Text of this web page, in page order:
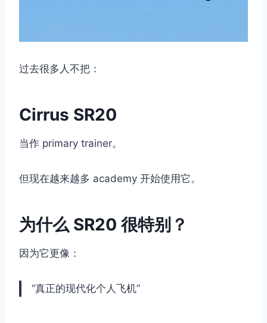
过去很多人不把：
Cirrus SR20
当作 primary trainer。
但现在越来越多 academy 开始使用它。
为什么 SR20 很特别？
因为它更像：
“真正的现代化个人飞机”